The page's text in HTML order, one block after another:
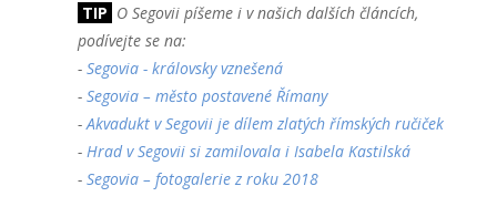
TIP O Segovii píšeme i v našich dalších článcích,
podívejte se na:
- Segovia - královsky vznešená
- Segovia – město postavené Římany
- Akvadukt v Segovii je dílem zlatých římských ručiček
- Hrad v Segovii si zamilovala i Isabela Kastilská
- Segovia – fotogalerie z roku 2018